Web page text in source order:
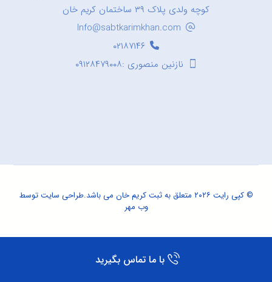
کوچه ولدی پلاک ۳۹ ساختمان کریم خان
Info@sabtkarimkhan.com
۰۲۱۸۷۱۴۶
نازنین منصوری :۰۹۱۲۸۴۷۹۰۰۸
© کپی رایت ۲۰۲۶ متعلق به ثبت کریم خان می باشد. طراحی سایتتوسط
وب مهر
با ما تماس بگیرید